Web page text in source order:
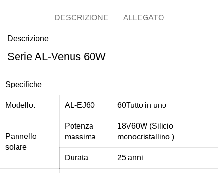
DESCRIZIONE ALLEGATO
Descrizione
Serie AL-Venus 60W
Specifiche
Modello: AL-EJ60 60Tutto in uno
Pannello
solare
Potenza
massima
18V60W (Silicio
monocristallino )
Durata 25 anni